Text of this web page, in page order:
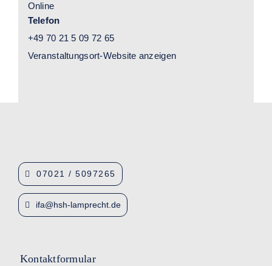
Online
Telefon
+49 70 21 5 09 72 65
Veranstaltungsort-Website anzeigen
07021 / 5097265
ifa@hsh-lamprecht.de
Kontaktformular